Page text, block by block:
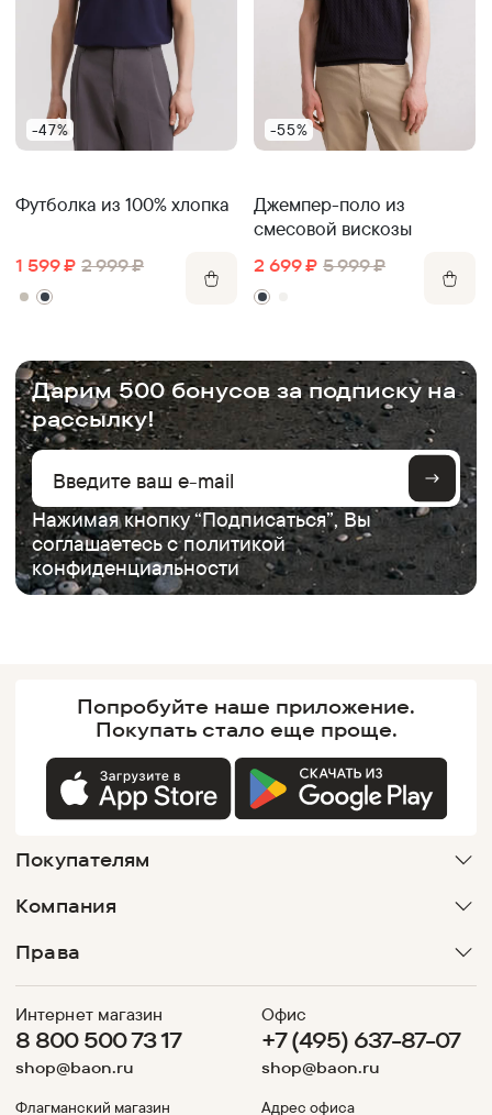
-47%
Футболка из 100% хлопка
1 599 ₽ 2 999 ₽
-55%
Джемпер-поло из
смесовой вискозы
2 699 ₽ 5 999 ₽
Дарим 500 бонусов за подписку на
рассылку!
Нажимая кнопку “Подписаться”, Вы
соглашаетесь сполитикой
конфиденциальности
Попробуйте наше приложение.
Покупатьстало еще проще.
Покупателям
Компания
Права
Интернет магазин
8 800 500 73 17
shop@baon.ru
Флагманский магазин
Офис
+7 (495) 637-87-07
shop@baon.ru
Адрес офиса